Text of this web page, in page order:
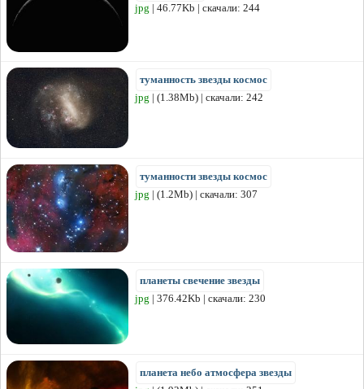
jpg | 46.77Kb | скачали: 244
туманность звезды космос
jpg | (1.38Mb) | скачали: 242
туманности звезды космос
jpg | (1.2Mb) | скачали: 307
планеты свечение звезды
jpg | 376.42Kb | скачали: 230
планета небо атмосфера звезды